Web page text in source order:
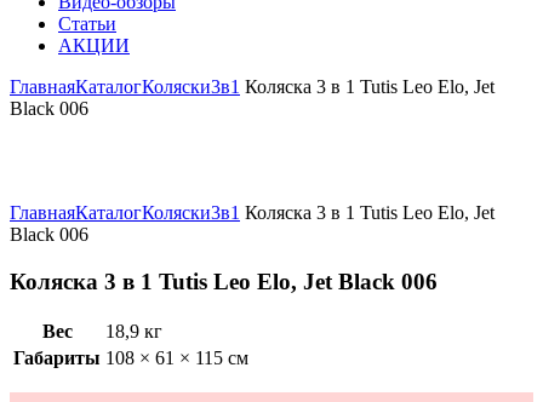
Статьи
АКЦИИ
ГлавнаяКаталогКоляски3в1 Коляска 3 в 1 Tutis Leo Elo, Jet
Black 006
ГлавнаяКаталогКоляски3в1 Коляска 3 в 1 Tutis Leo Elo, Jet
Black 006
Коляска 3 в 1 Tutis Leo Elo, Jet Black 006
Вес
18,9 кг
Габариты 108 × 61 × 115 см